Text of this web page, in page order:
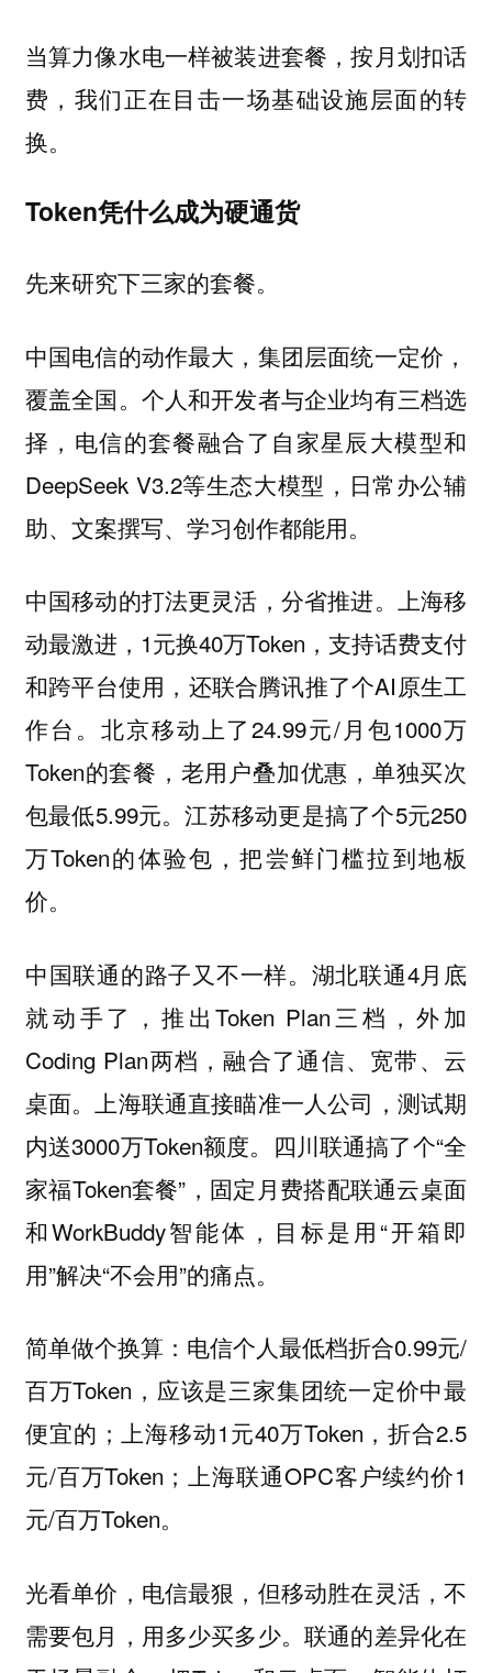
当算力像水电一样被装进套餐，按月划扣话
费，我们正在目击一场基础设施层面的转
换。
Token凭什么成为硬通货
先来研究下三家的套餐。
中国电信的动作最大，集团层面统一定价，
覆盖全国。个人和开发者与企业均有三档选
择，电信的套餐融合了自家星辰大模型和
DeepSeek V3.2等生态大模型，日常办公辅
助、文案撰写、学习创作都能用。
中国移动的打法更灵活，分省推进。上海移
动最激进，1元换40万Token，支持话费支付
和跨平台使用，还联合腾讯推了个AI原生工
作台。北京移动上了24.99元/月包1000万
Token的套餐，老用户叠加优惠，单独买次
包最低5.99元。江苏移动更是搞了个5元250
万Token的体验包，把尝鲜门槛拉到地板
价。
中国联通的路子又不一样。湖北联通4月底
就动手了，推出Token Plan三档，外加
Coding Plan两档，融合了通信、宽带、云
桌面。上海联通直接瞄准一人公司，测试期
内送3000万Token额度。四川联通搞了个“全
家福Token套餐”，固定月费搭配联通云桌面
和WorkBuddy智能体，目标是用“开箱即
用”解决“不会用”的痛点。
简单做个换算：电信个人最低档折合0.99元/
百万Token，应该是三家集团统一定价中最
便宜的；上海移动1元40万Token，折合2.5
元/百万Token；上海联通OPC客户续约价1
元/百万Token。
光看单价，电信最狠，但移动胜在灵活，不
需要包月，用多少买多少。联通的差异化在